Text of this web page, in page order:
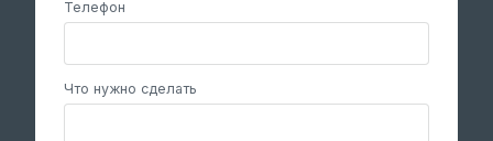
Телефон
Что нужно сделать